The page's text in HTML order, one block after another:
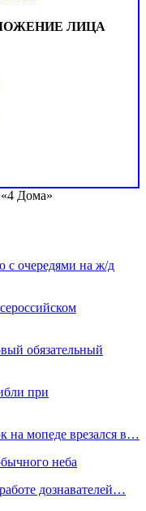
ЛИЦА
Дома»
очередями на ж/д
обязательный
при
на мопеде врезался в…
неба
дознавателей…